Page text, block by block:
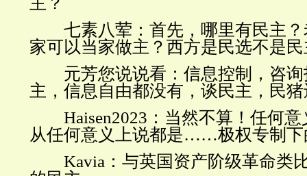
七素八荤：首先，哪里有民主？
家可以当家做主？西方是民选不是
元芳您说说看：信息控制，咨询
主，信息自由都没有，谈民主，民
Haisen2023 ：当然不算！任何
从任何意义上说都是……极权专制下
Kavia ：与英国资产阶级革命类